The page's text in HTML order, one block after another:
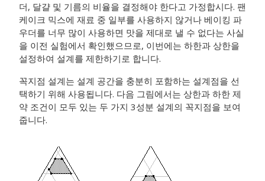
더, 달걀 및 기름의 비율을 결정해야 한다고 가정합시다. 팬
케이크 믹스에 재료 중 일부를 사용하지 않거나 베이킹 파
우더를 너무 많이 사용하면 맛을 제대로 낼 수 없다는 사실
을 이전 실험에서 확인했으므로, 이번에는 하한과 상한을
설정하여 설계를 제한하기로 합니다.
꼭지점 설계는 설계 공간을 충분히 포함하는 설계점을 선
택하기 위해 사용됩니다. 다음 그림에서는 상한과 하한 제
약 조건이 모두 있는 두 가지 3성분 설계의 꼭지점을 보여
줍니다.